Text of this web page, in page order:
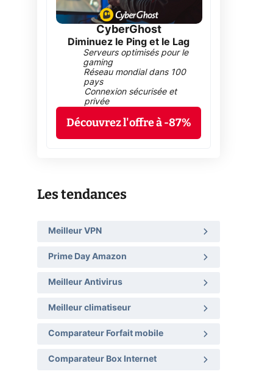
CyberGhost
Diminuez le Ping et le Lag
Serveurs optimisés pour le
gaming
Réseau mondial dans 100
pays
Connexion sécurisée et
privée
Découvrez l'offre à -87%
Les tendances
Meilleur VPN
Prime Day Amazon
Meilleur Antivirus
Meilleur climatiseur
Comparateur Forfait mobile
Comparateur Box Internet